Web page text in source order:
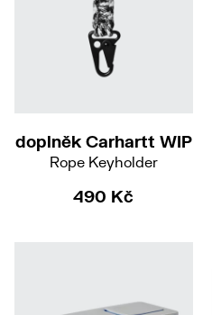
doplněk Carhartt WIP
Rope Keyholder
490 Kč